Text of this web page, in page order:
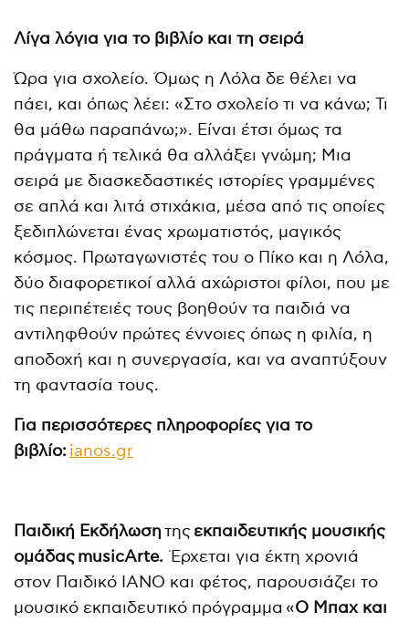
Λίγα λόγια για το βιβλίο και τη σειρά
Ώρα για σχολείο. Όμως η Λόλα δε θέλει να
πάει, και όπως λέει: «Στο σχολείο τι να κάνω; Τι
θα μάθω παραπάνω;». Είναι έτσι όμως τα
πράγματα ή τελικά θα αλλάξει γνώμη; Μια
σειρά με διασκεδαστικές ιστορίες γραμμένες
σε απλά και λιτά στιχάκια, μέσα από τις οποίες
ξεδιπλώνεται ένας χρωματιστός, μαγικός
κόσμος. Πρωταγωνιστές του ο Πίκο και η Λόλα,
δύο διαφορετικοί αλλά αχώριστοι φίλοι, που με
τις περιπέτειές τους βοηθούν τα παιδιά να
αντιληφθούν πρώτες έννοιες όπως η φιλία, η
αποδοχή και η συνεργασία, και να αναπτύξουν
τη φαντασία τους.
Για περισσότερες πληροφορίες για το
βιβλίο: ianos.gr
Παιδική Εκδήλωσητηςεκπαιδευτικής μουσικής
ομάδαςmusicArte.Έρχεται για έκτη χρονιά
στον Παιδικό ΙΑΝΟ και φέτος, παρουσιάζει το
μουσικό εκπαιδευτικό πρόγραμμα «Ο Μπαχ και